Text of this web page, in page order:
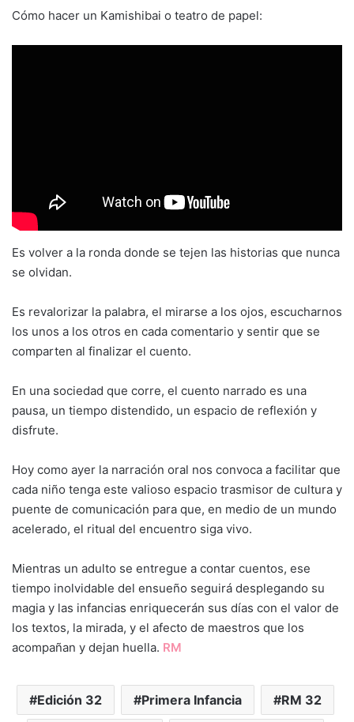
Cómo hacer un Kamishibai o teatro de papel:
Es volver a la ronda donde se tejen las historias que nunca
se olvidan.
Es revalorizar la palabra, el mirarse a los ojos, escucharnos
los unos a los otros en cada comentario y sentir que se
comparten al finalizar el cuento.
En una sociedad que corre, el cuento narrado es una
pausa, un tiempo distendido, un espacio de reflexión y
disfrute.
Hoy como ayer la narración oral nos convoca a facilitar que
cada niño tenga este valioso espacio trasmisor de cultura y
puente de comunicación para que, en medio de un mundo
acelerado, el ritual del encuentro siga vivo.
Mientras un adulto se entregue a contar cuentos, ese
tiempo inolvidable del ensueño seguirá desplegando su
magia y las infancias enriquecerán sus días con el valor de
los textos, la mirada, y el afecto de maestros que los
acompañan y dejan huella. RM
Edición 32 Primera Infancia RM 32